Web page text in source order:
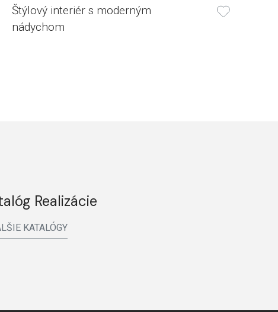
Štýlový interiér s moderným
nádychom
Realizácie
KATALÓGY